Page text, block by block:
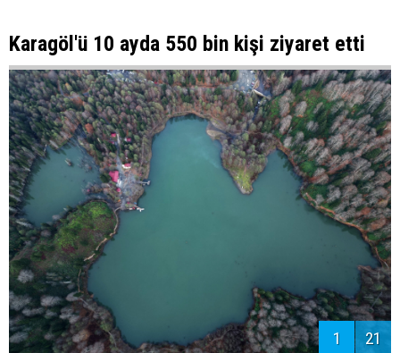
Karagöl'ü 10 ayda 550 bin kişi ziyaret etti
1 21